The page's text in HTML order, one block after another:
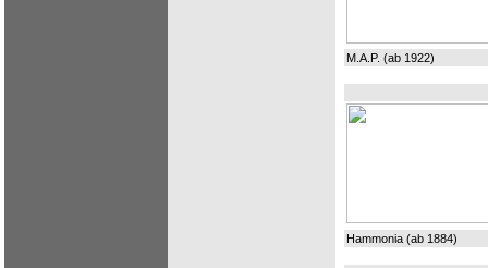
M.A.P. (ab 1922)
Hammonia (ab 1884)